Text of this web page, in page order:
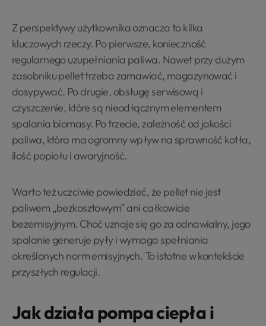
Z perspektywy użytkownika oznacza to kilka
kluczowych rzeczy. Po pierwsze, konieczność
regularnego uzupełniania paliwa. Nawet przy dużym
zasobniku pellet trzeba zamawiać, magazynować i
dosypywać. Po drugie, obsługę serwisową i
czyszczenie, które są nieodłącznym elementem
spalania biomasy. Po trzecie, zależność od jakości
paliwa, która ma ogromny wpływ na sprawność kotła,
ilość popiołu i awaryjność.
Warto też uczciwie powiedzieć, że pellet nie jest
paliwem „bezkosztowym” ani całkowicie
bezemisyjnym. Choć uznaje się go za odnawialny, jego
spalanie generuje pyły i wymaga spełniania
określonych norm emisyjnych. To istotne w kontekście
przyszłych regulacji.
Jak działa pompa ciepła i